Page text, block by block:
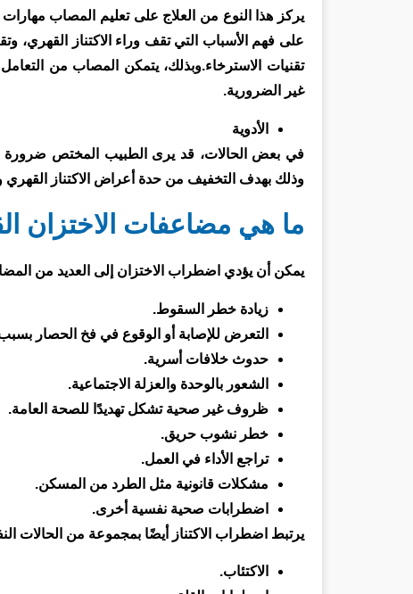
يركز هذا النوع من العلاج على تعليم المصاب
على فهم الأسباب التي تقف وراء الاكتناز القهري،
تقنيات الاسترخاء.وبذلك، يتمكن المصاب من
غير الضرورية.
الأدوية
في بعض الحالات، قد يرى الطبيب المختص ضرورة
وذلك بهدف التخفيف من حدة أعراض الاكتناز القهري
ما هي مضاعفات الاختزان
يمكن أن يؤدي اضطراب الاختزان إلى العديد من
زيادة خطر السقوط.
التعرض للإصابة أو الوقوع في فخ الحصار
حدوث خلافات أسرية.
الشعور بالوحدة والعزلة الاجتماعية.
ظروف غير صحية تشكل تهديدًا للصحة العامة.
خطر نشوب حريق.
تراجع الأداء في العمل.
مشكلات قانونية مثل الطرد من المسكن.
اضطرابات صحية نفسية أخرى.
يرتبط اضطراب الاكتناز أيضًا بمجموعة من الحالات
الاكتئاب.